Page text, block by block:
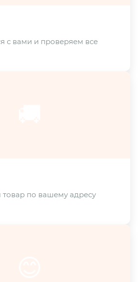
с вами и проверяем все
по вашему адресу